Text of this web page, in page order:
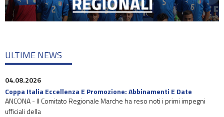
ULTIME NEWS
04.08.2026
Coppa Italia Eccellenza E Promozione: Abbinamenti E Date
ANCONA - Il Comitato Regionale Marche ha reso noti i primi impegni
ufficiali della